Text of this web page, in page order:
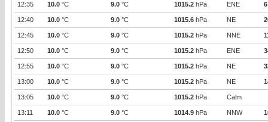
12:35 10.0 °C 9.0 °C 1015.2 hPa ENE 6
12:40 10.0 °C 9.0 °C 1015.6 hPa NE
12:45 10.0 °C 9.0 °C 1015.2 hPa NNE
12:50 10.0 °C 9.0 °C 1015.2 hPa ENE
12:55 10.0 °C 9.0 °C 1015.2 hPa NE
13:00 10.0 °C 9.0 °C 1015.2 hPa NE
13:05 10.0 °C 9.0 °C 1015.2 hPa Calm
13:11 10.0 °C 9.0 °C 1014.9 hPa NNW